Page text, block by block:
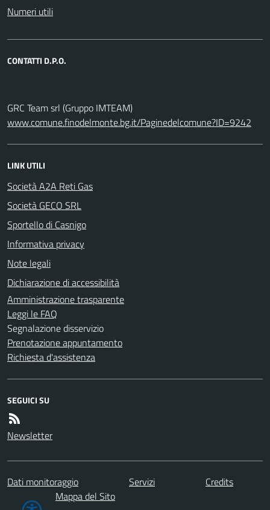
Numeri utili
CONTATTI D.P.O.
GRC Team srl (Gruppo IMTEAM)
www.comune.finodelmonte.bg.it/Paginedelcomune?ID=9242
LINK UTILI
Società A2A Reti Gas
Società GECO SRL
Sportello di Casnigo
Informativa privacy
Note legali
Dichiarazione di accessibilità
Amministrazione trasparente
Leggi le FAQ
Segnalazione disservizio
Prenotazione appuntamento
Richiesta d'assistenza
SEGUICI SU
Newsletter
Dati monitoraggio Servizi
Credits
Mappa del Sito